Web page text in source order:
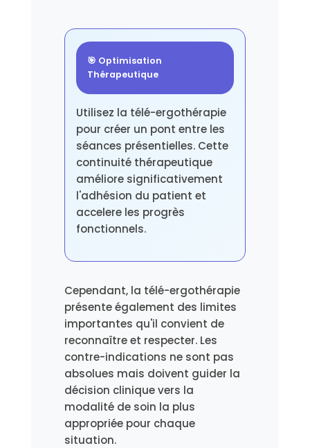
🎯 Optimisation
Thérapeutique
Utilisez la télé-ergothérapie
pour créer un pont entre les
séances présentielles. Cette
continuité thérapeutique
améliore significativement
l'adhésion du patient et
accelere les progrès
fonctionnels.
Cependant, la télé-ergothérapie
présente également des limites
importantes qu'il convient de
reconnaître et respecter. Les
contre-indications ne sont pas
absolues mais doivent guider la
décision clinique vers la
modalité de soin la plus
appropriée pour chaque
situation.